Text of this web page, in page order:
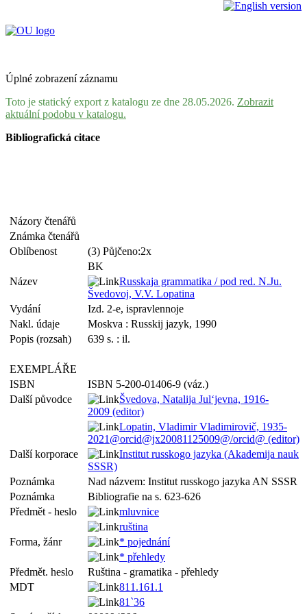
Úplné zobrazení záznamu
Toto je statický export z katalogu ze dne 28.05.2026. Zobrazit
aktuální podobu v katalogu.
Bibliografická citace
Názory čtenářů
Známka čtenářů
Oblíbenost
(3) Půjčeno:2x
BK
Název
Russkaja grammatika / pod red. N.Ju.
Švedovoj, V.V. Lopatina
Vydání
Izd. 2-e, ispravlennoje
Nakl. údaje
Moskva : Russkij jazyk, 1990
Popis (rozsah)
639 s. : il.
EXEMPLÁŘE
ISBN
ISBN 5-200-01406-9 (váz.)
Další původce
Švedova, Natalija Jul‘jevna, 1916-
2009 (editor)
Lopatin, Vladimir Vladimirovič, 1935-
2021@orcid@jx20081125009@/orcid@ (editor)
Další korporace
Institut russkogo jazyka (Akademija nauk
SSSR)
Poznámka
Nad názvem: Institut russkogo jazyka AN SSSR
Poznámka
Bibliografie na s. 623-626
Předmět - heslo
mluvnice
ruština
Forma, žánr
* pojednání
* přehledy
Předmět. heslo
Ruština - gramatika - přehledy
MDT
811.161.1
81`36